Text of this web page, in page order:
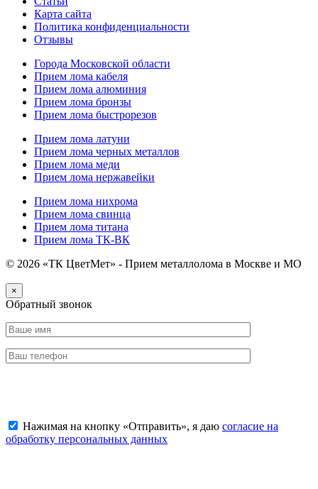
Карта сайта
Политика конфиденциальности
Отзывы
Города Московской области
Прием лома кабеля
Прием лома алюминия
Прием лома бронзы
Прием лома быстрорезов
Прием лома латуни
Прием лома черных металлов
Прием лома меди
Прием лома нержавейки
Прием лома нихрома
Прием лома свинца
Прием лома титана
Прием лома ТК-ВК
© 2026 «ТК ЦветМет» - Прием металлолома в Москве и МО
×
Обратный звонок
Нажимая на кнопку «Отправить», я даю согласие на
обработку персональных данных